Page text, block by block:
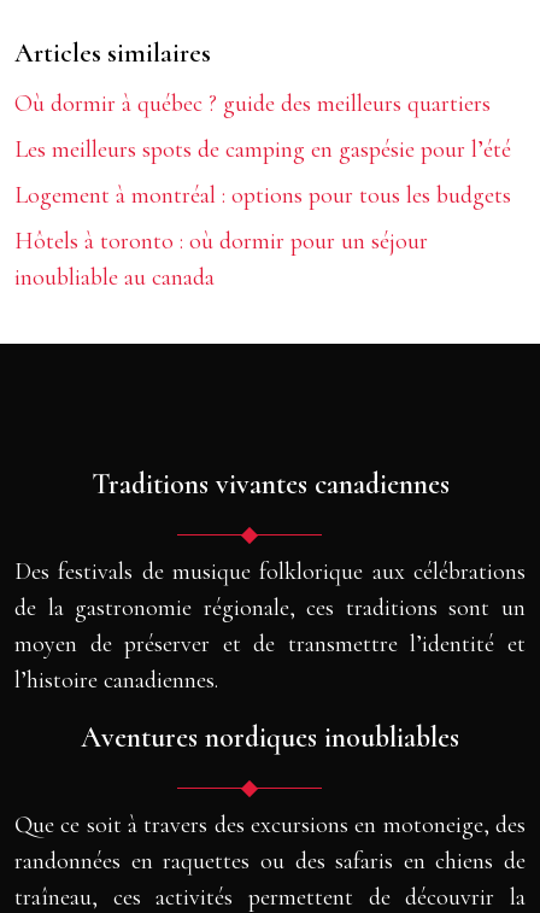
Articles similaires
Où dormir à québec ? guide des meilleurs quartiers
Les meilleurs spots de camping en gaspésie pour l’été
Logement à montréal : options pour tous les budgets
Hôtels à toronto : où dormir pour un séjour
inoubliable au canada
Traditions vivantes canadiennes
Des festivals de musique folklorique aux célébrations
de la gastronomie régionale, ces traditions sont un
moyen de préserver et de transmettre l’identité et
l’histoire canadiennes.
Aventures nordiques inoubliables
Que ce soit à travers des excursions en motoneige, des
randonnées en raquettes ou des safaris en chiens de
traîneau, ces activités permettent de découvrir la